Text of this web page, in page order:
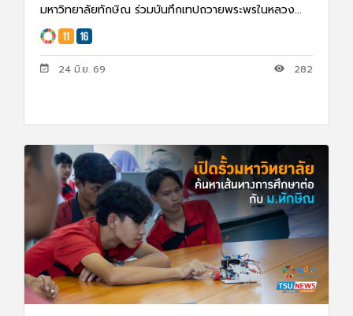
มหาวิทยาลัยทักษิณ ร่วมบันทึกเทปถวายพระพรในหลวง...
24 มิ.ย. 69 282